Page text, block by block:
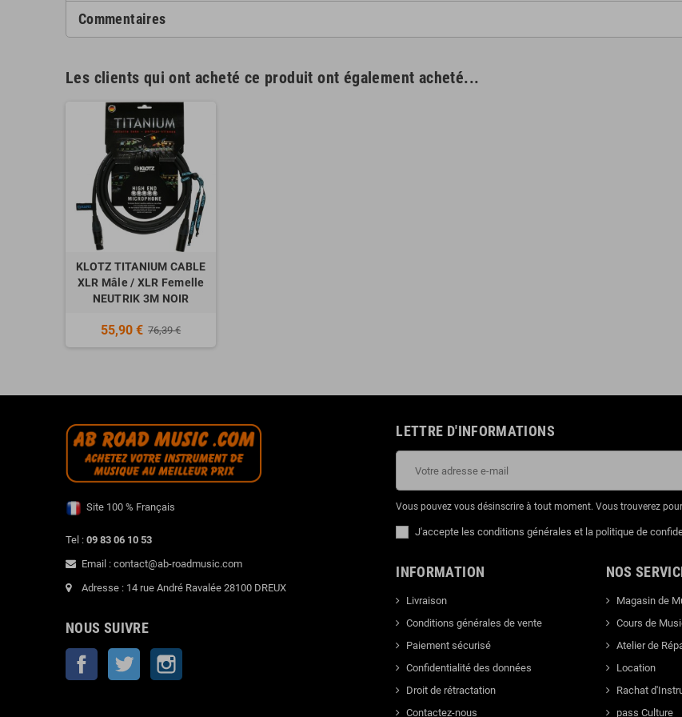
Commentaires
Les clients qui ont acheté ce produit ont également acheté...
KLOTZ TITANIUM CABLE
XLR Mâle / XLR Femelle
NEUTRIK 3M NOIR
55,90 € 76,39 €
Site 100 % Français
Tel : 09 83 06 10 53
Email : contact@ab-roadmusic.com
Adresse : 14 rue André Ravalée 28100 DREUX
NOUS SUIVRE
Facebook Twitter
LETTRE D'INFORMATIONS
Vous pouvez vous désinscrire à tout moment. Vous trouverez
J'accepte les conditions générales et la politique de
INFORMATION
Livraison
Conditions générales de vente
Paiement sécurisé
Confidentialité des données
Droit de rétractation
Contactez-nous
NOS
Magasin de
Cours de
Atelier de
Location
Rachat
pass Culture